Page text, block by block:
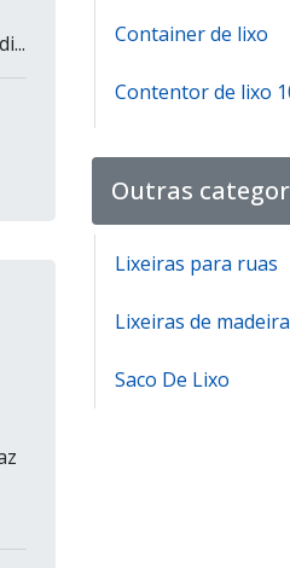
Container de lixo
Contentor de lixo
preço
Outras
Lixeiras para ruas
Lixeiras de madeira
Saco De Lixo